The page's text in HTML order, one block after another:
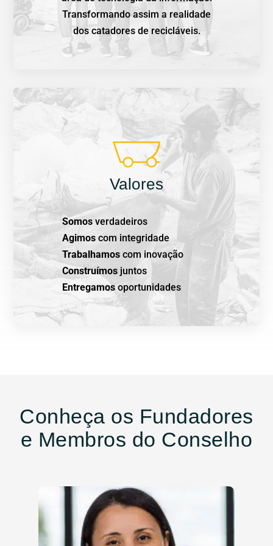
Transformando assim a realidade
dos catadores de recicláveis.
Valores
Somos verdadeiros
Agimos com integridade
Trabalhamos com inovação
Construímos juntos
Entregamos oportunidades
Conheça os Fundadores
e Membros do Conselho